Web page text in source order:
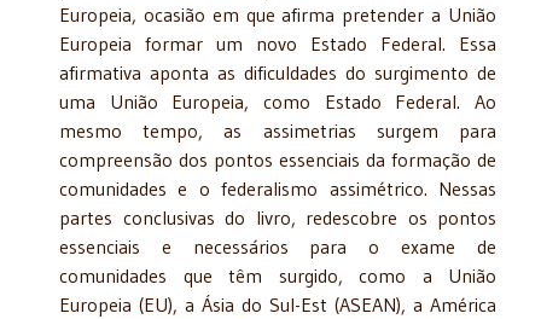
Europeia, ocasião em que afirma pretender a União
Europeia formar um novo Estado Federal. Essa
afirmativa aponta as dificuldades do surgimento de
uma União Europeia, como Estado Federal. Ao
mesmo tempo, as assimetrias surgem para
compreensão dos pontos essenciais da formação de
comunidades e o federalismo assimétrico. Nessas
partes conclusivas do livro, redescobre os pontos
essenciais e necessários para o exame de
comunidades que têm surgido, como a União
Europeia (EU), a Ásia do Sul-Est (ASEAN), a América